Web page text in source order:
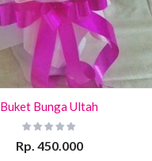
Buket Bunga Ultah
Rp. 450.000